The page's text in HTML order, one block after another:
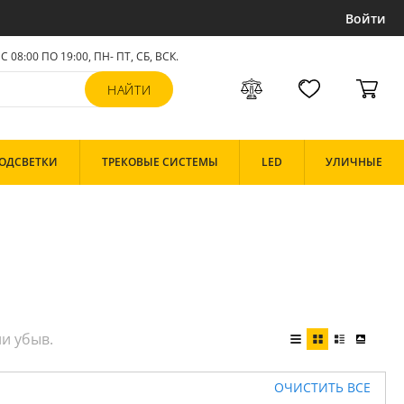
Войти
С 08:00 ПО 19:00, ПН- ПТ,СБ, ВСК.
ТРЕКОВЫЕ СИСТЕМЫ LED УЛИЧНЫЕ
ОЧИСТИТЬ ВСЕ